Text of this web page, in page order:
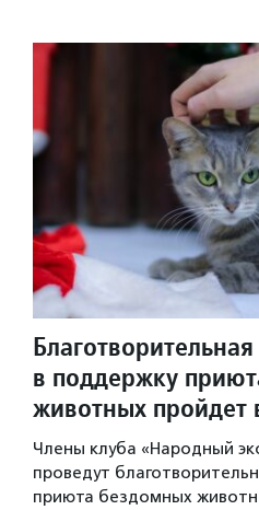
в поддержку
животных пройдет
Члены клуба «Народный
проведут
приюта бездомных